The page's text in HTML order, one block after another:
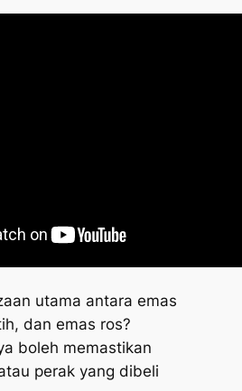
utama antara emas
dan emas ros?
boleh memastikan
perak yang dibeli